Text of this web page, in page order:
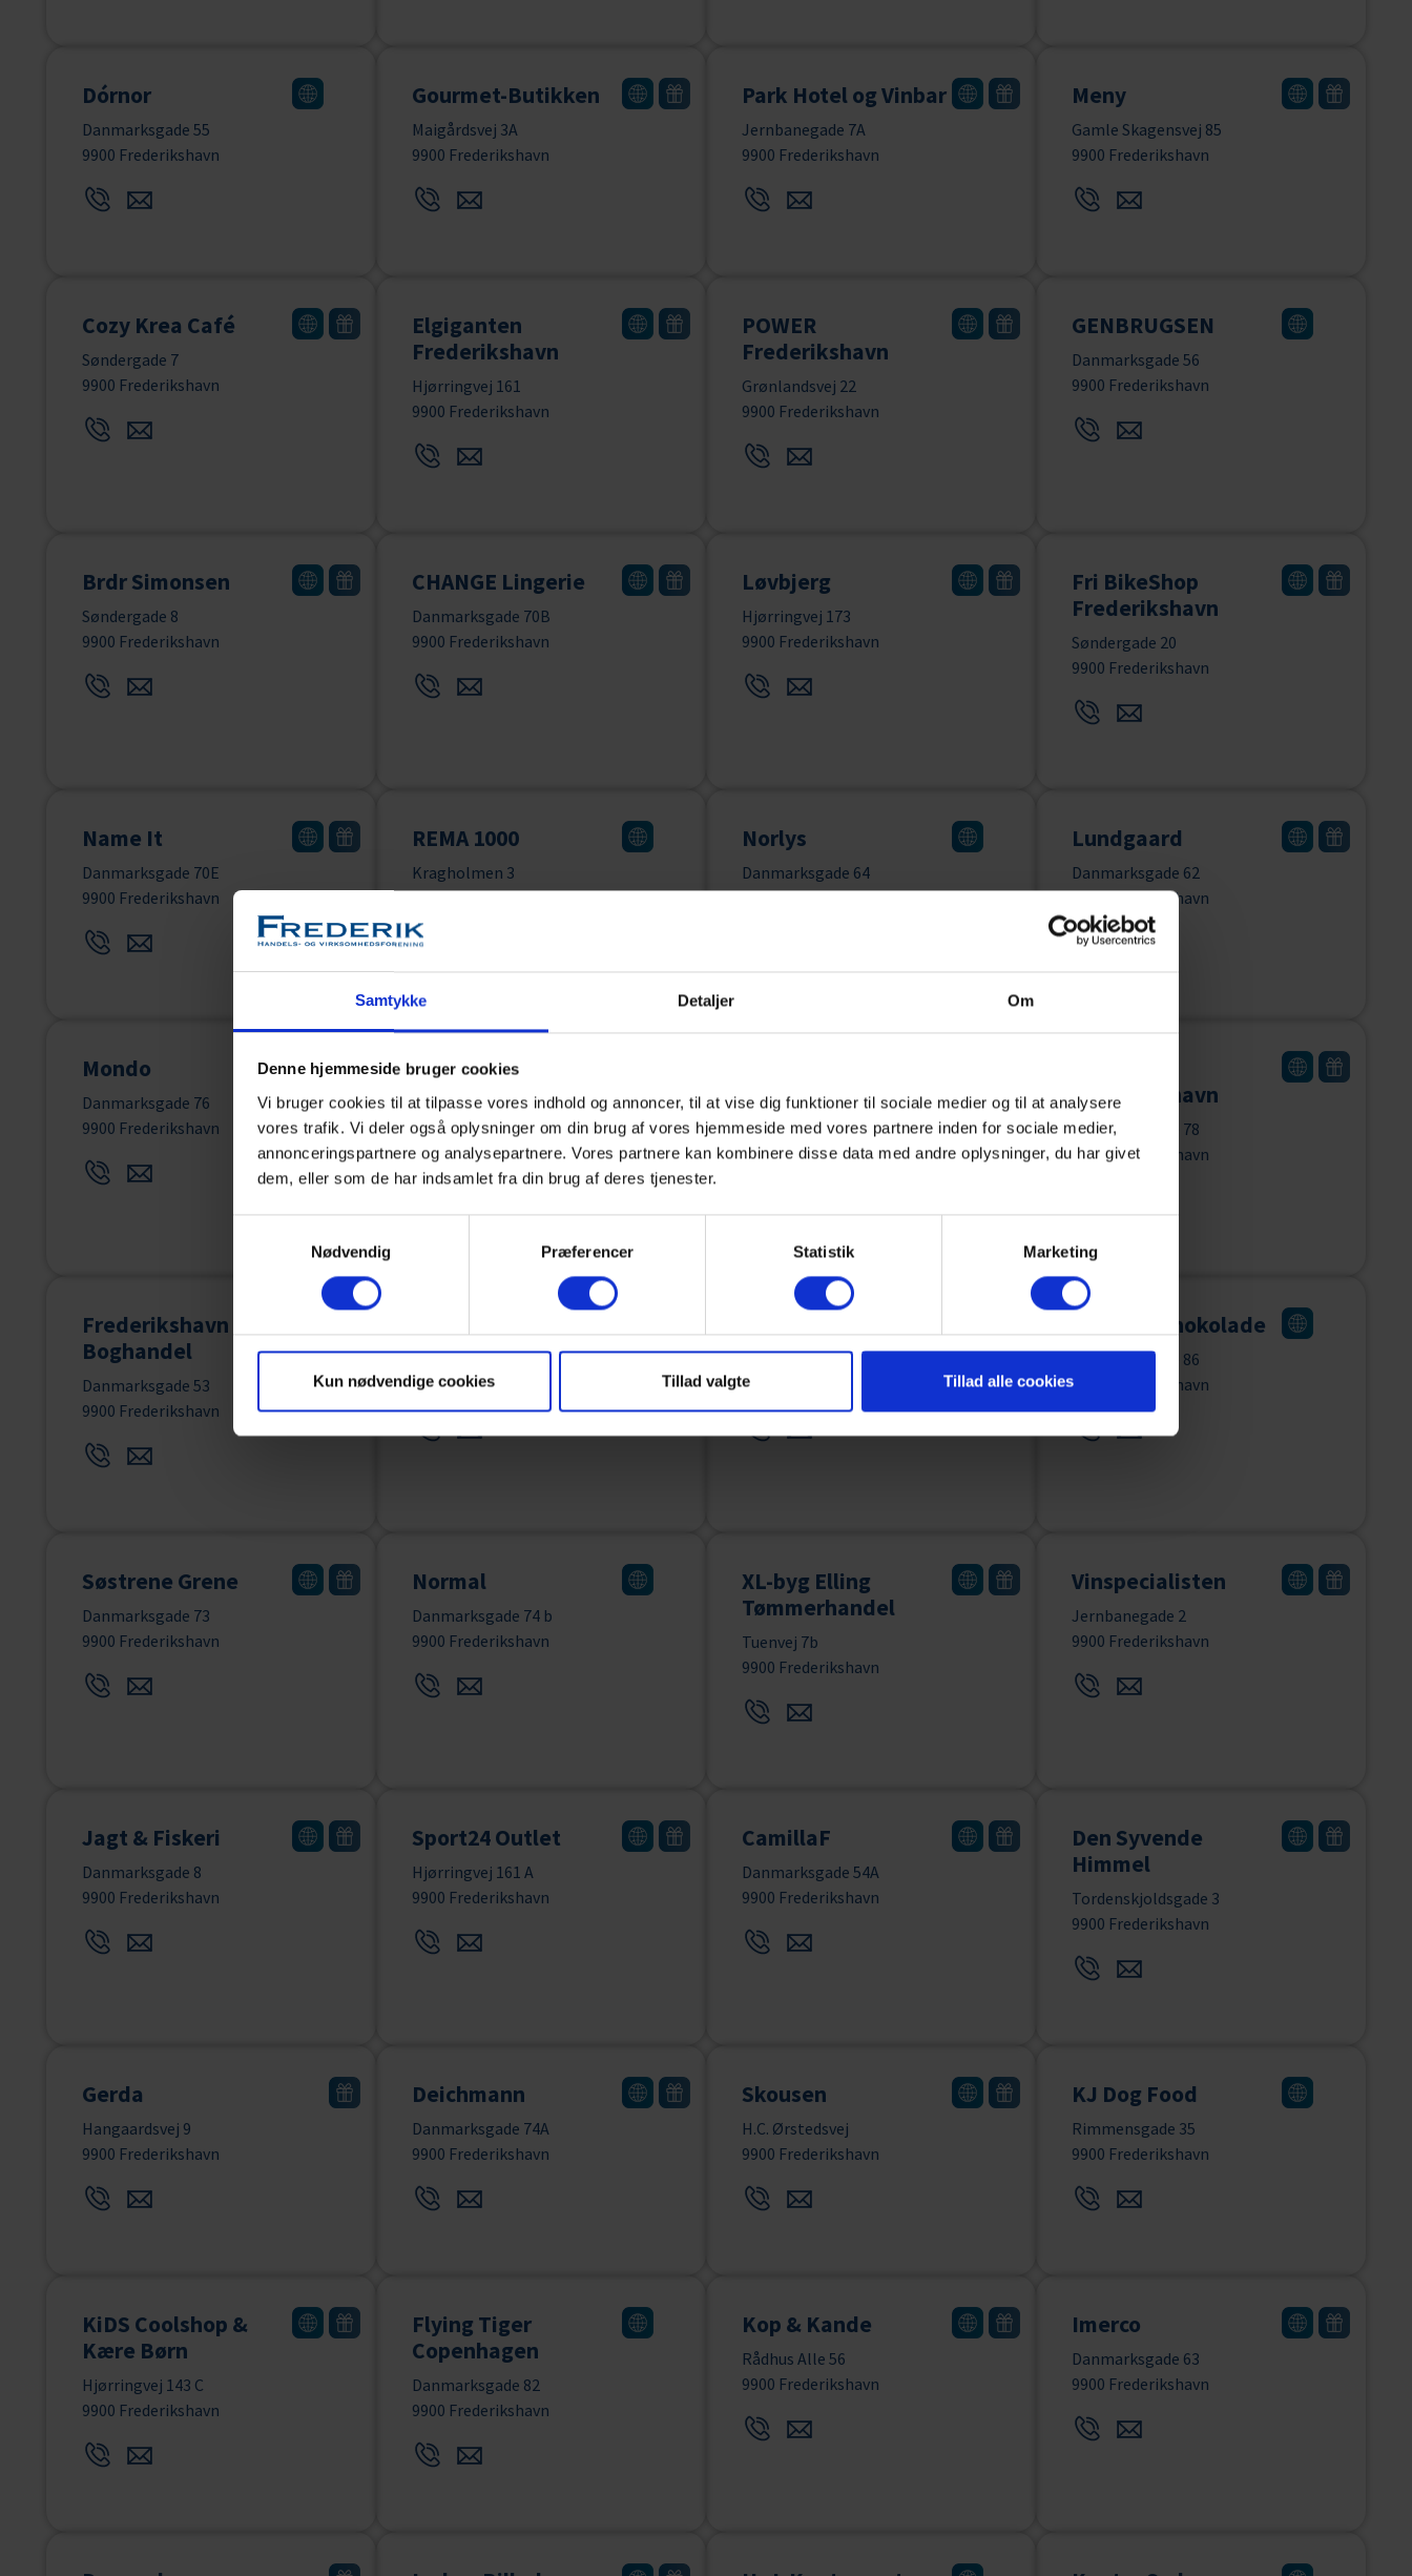
Samtykke Detaljer Om
Denne hjemmeside bruger cookies
Vi bruger cookies til at tilpasse vores indhold og annoncer, til at vise dig funktioner til sociale medier og til at analysere
vores trafik. Vi deler også oplysninger om din brug af vores hjemmeside med vores partnere inden for sociale medier,
annonceringspartnere og analysepartnere. Vores partnere kan kombinere disse data med andre oplysninger, du har givet
dem, eller som de har indsamlet fra din brug af deres tjenester.
Nødvendig
Præferencer Statistik Marketing
Kun nødvendige cookies Tillad valgte Tillad alle cookies
Dórnor
Danmarksgade 55
9900 Frederikshavn
Gourmet-Butikken
Maigårdsvej 3A
9900 Frederikshavn
Park Hotel og Vinbar
Jernbanegade 7A
9900 Frederikshavn
Meny
Gamle Skagensvej 85
9900 Frederikshavn
Cozy Krea Café
Søndergade 7
9900 Frederikshavn
Elgiganten
Frederikshavn
Hjørringvej 161
9900 Frederikshavn
POWER
Frederikshavn
Grønlandsvej 22
9900 Frederikshavn
GENBRUGSEN
Danmarksgade 56
9900 Frederikshavn
Brdr Simonsen
Søndergade 8
9900 Frederikshavn
CHANGE Lingerie
Danmarksgade 70B
9900 Frederikshavn
Løvbjerg
Hjørringvej 173
9900 Frederikshavn
Fri BikeShop
Frederikshavn
Søndergade 20
9900 Frederikshavn
Name It
Danmarksgade 70E
9900 Frederikshavn
REMA 1000
Kragholmen 3
9900 Frederikshavn
Norlys
Danmarksgade 64
9900 Frederikshavn
Lundgaard
Danmarksgade 62
9900 Frederikshavn
Mondo
Danmarksgade 76
9900 Frederikshavn
Galleri Lars Falk
Danmarksgade 38
9900 Frederikshavn
Fanøvej 5
9900 Frederikshavn
Frederikshavn
Danmarksgade 78
9900 Frederikshavn
Frederikshavn
Boghandel
Danmarksgade 53
9900 Frederikshavn
H.C. Ørstedsvej 5
9900 Frederikshavn
Gl. Skagensvej 109
9900 Frederikshavn
Frellsen Chokolade
Danmarksgade 86
9900 Frederikshavn
Søstrene Grene
Danmarksgade 73
9900 Frederikshavn
Normal
Danmarksgade 74 b
9900 Frederikshavn
XL-byg Elling
Tømmerhandel
Tuenvej 7b
9900 Frederikshavn
Vinspecialisten
Jernbanegade 2
9900 Frederikshavn
Jagt & Fiskeri
Danmarksgade 8
9900 Frederikshavn
Sport24 Outlet
Hjørringvej 161 A
9900 Frederikshavn
CamillaF
Danmarksgade 54A
9900 Frederikshavn
Den Syvende
Himmel
Tordenskjoldsgade 3
9900 Frederikshavn
Gerda
Hangaardsvej 9
9900 Frederikshavn
Deichmann
Danmarksgade 74A
9900 Frederikshavn
Skousen
H.C. Ørstedsvej
9900 Frederikshavn
KJ Dog Food
Rimmensgade 35
9900 Frederikshavn
KiDS Coolshop &
Kære Børn
Hjørringvej 143 C
9900 Frederikshavn
Flying Tiger
Copenhagen
Danmarksgade 82
9900 Frederikshavn
Kop & Kande
Rådhus Alle 56
9900 Frederikshavn
Imerco
Danmarksgade 63
9900 Frederikshavn